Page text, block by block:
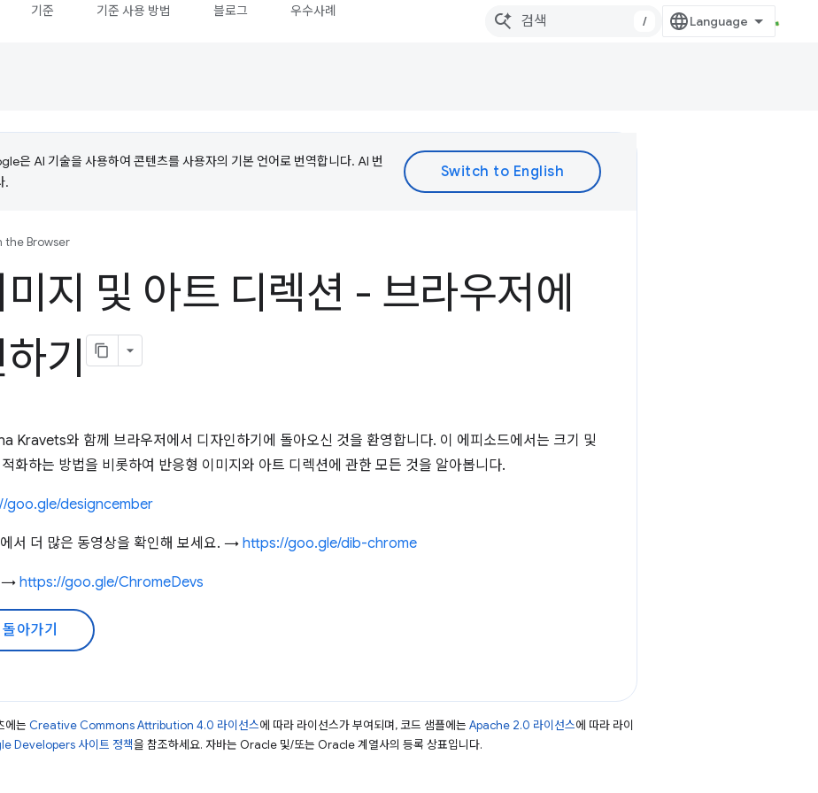
기준 기준 사용 방법 블로그 우수사례
/
은 AI 기술을 사용하여 콘텐츠를 사용자의 기본 언어로 번역합니다. AI 번
.
the Browser
지 및 아트 디렉션 - 브라우저에
기
Kravets와 함께 브라우저에서 디자인하기에 돌아오신 것을 환영합니다. 이 에피소드에서는 크기 및
화하는 방법을 비롯하여 반응형 이미지와 아트 디렉션에 관한 모든 것을 알아봅니다.
goo.gle/designcember
서 더 많은 동영상을 확인해 보세요. → https://goo.gle/dib-chrome
→ https://goo.gle/ChromeDevs
아가기
에는 Creative Commons Attribution 4.0 라이선스에 따라 라이선스가 부여되며, 코드 샘플에는 Apache 2.0 라이선스에 따라 라이
Developers 사이트 정책을 참조하세요. 자바는 Oracle 및/또는 Oracle 계열사의 등록 상표입니다.